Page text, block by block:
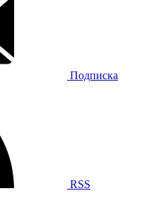
Подписка
RSS